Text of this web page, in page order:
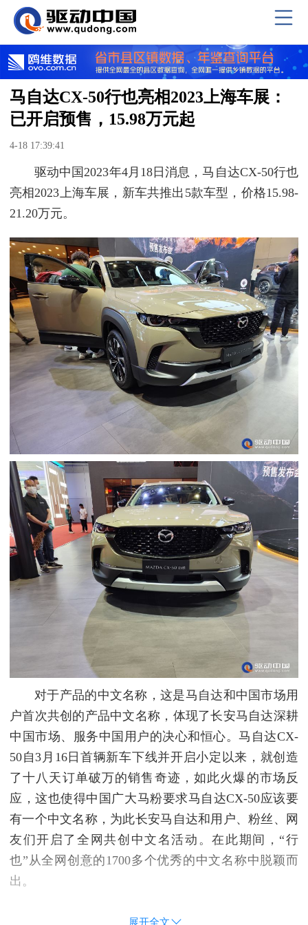
马自达CX-50行也亮相2023上海车展：
已开启预售，15.98万元起
4-18 17:39:41
驱动中国2023年4月18日消息，马自达CX-50行也
亮相2023上海车展，新车共推出5款车型，价格15.98-
21.20万元。
对于产品的中文名称，这是马自达和中国市场用
户首次共创的产品中文名称，体现了长安马自达深耕
中国市场、服务中国用户的决心和恒心。马自达CX-
50自3月16日首辆新车下线并开启小定以来，就创造
了十八天订单破万的销售奇迹，如此火爆的市场反
应，这也使得中国广大马粉要求马自达CX-50应该要
有一个中文名称，为此长安马自达和用户、粉丝、网
友们开启了全网共创中文名活动。在此期间，“行
也”从全网创意的1700多个优秀的中文名称中脱颖而
出。
展开全文